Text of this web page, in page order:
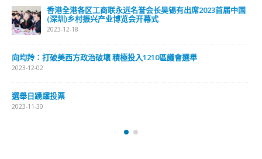
選舉日踴躍投票 文: 朱家健
2023-11-30
2023-11-30
2023-01-31